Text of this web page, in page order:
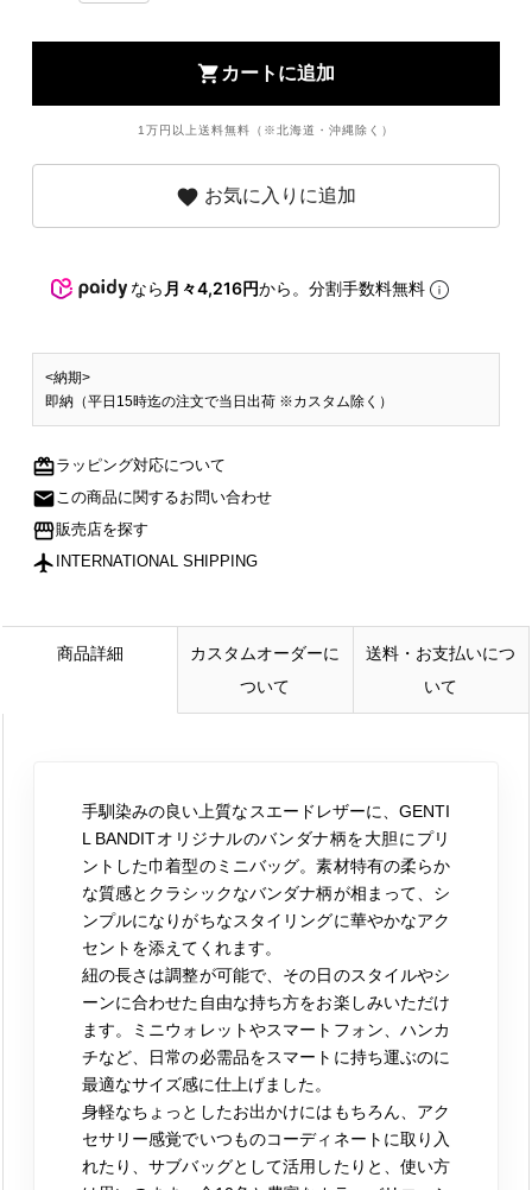
shopping_cart カートに追加
1万円以上送料無料（※北海道・沖縄除く）
favorite お気に入りに追加
なら 月々4,216円から。分割手数料無料
<納期>
即納（平日15時迄の注文で当日出荷 ※カスタム除く）
redeemラッピング対応について
mailこの商品に関するお問い合わせ
storefront販売店を探す
flight INTERNATIONAL SHIPPING
商品詳細
カスタムオーダーに
ついて
送料・お支払いにつ
いて
手馴染みの良い上質なスエードレザーに、GENTI
L BANDITオリジナルのバンダナ柄を大胆にプリ
ントした巾着型のミニバッグ。素材特有の柔らか
な質感とクラシックなバンダナ柄が相まって、シ
ンプルになりがちなスタイリングに華やかなアク
セントを添えてくれます。
紐の長さは調整が可能で、その日のスタイルやシ
ーンに合わせた自由な持ち方をお楽しみいただけ
ます。ミニウォレットやスマートフォン、ハンカ
チなど、日常の必需品をスマートに持ち運ぶのに
最適なサイズ感に仕上げました。
身軽なちょっとしたお出かけにはもちろん、アク
セサリー感覚でいつものコーディネートに取り入
れたり、サブバッグとして活用したりと、使い方